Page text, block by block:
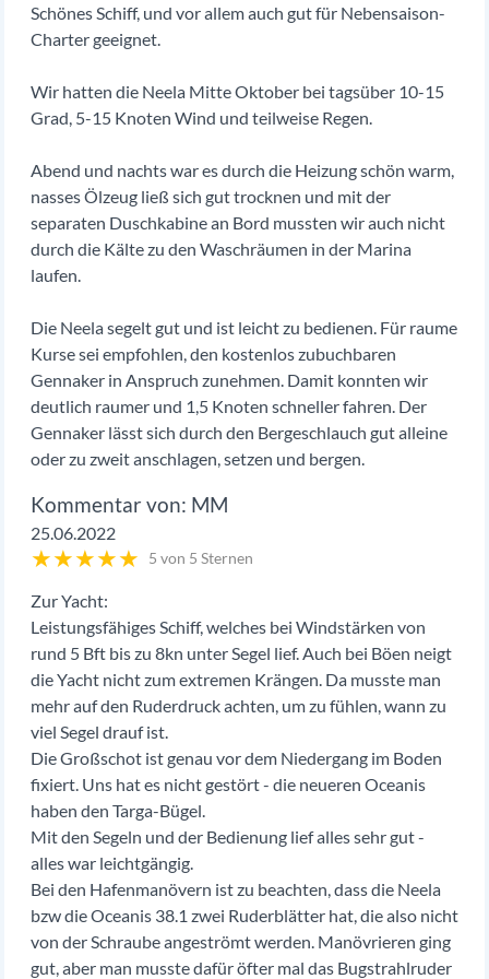
Schönes Schiff, und vor allem auch gut für Nebensaison-
Charter geeignet.
Wir hatten die Neela Mitte Oktober bei tagsüber 10-15
Grad, 5-15 Knoten Wind und teilweise Regen.
Abend und nachts war es durch die Heizung schön warm,
nasses Ölzeug ließ sich gut trocknen und mit der
separaten Duschkabine an Bord mussten wir auch nicht
durch die Kälte zu den Waschräumen in der Marina
laufen.
Die Neela segelt gut und ist leicht zu bedienen. Für raume
Kurse sei empfohlen, den kostenlos zubuchbaren
Gennaker in Anspruch zunehmen. Damit konnten wir
deutlich raumer und 1,5 Knoten schneller fahren. Der
Gennaker lässt sich durch den Bergeschlauch gut alleine
oder zu zweit anschlagen, setzen und bergen.
MM
25.06.2022
★★★★★ 5 von 5 Sternen
Zur Yacht:
Leistungsfähiges Schiff, welches bei Windstärken von
rund 5 Bft bis zu 8kn unter Segel lief. Auch bei Böen neigt
die Yacht nicht zum extremen Krängen. Da musste man
mehr auf den Ruderdruck achten, um zu fühlen, wann zu
viel Segel drauf ist.
Die Großschot ist genau vor dem Niedergang im Boden
fixiert. Uns hat es nicht gestört - die neueren Oceanis
haben den Targa-Bügel.
Mit den Segeln und der Bedienung lief alles sehr gut -
alles war leichtgängig.
Bei den Hafenmanövern ist zu beachten, dass die Neela
bzw die Oceanis 38.1 zwei Ruderblätter hat, die also nicht
von der Schraube angeströmt werden. Manövrieren ging
gut, aber man musste dafür öfter mal das Bugstrahlruder